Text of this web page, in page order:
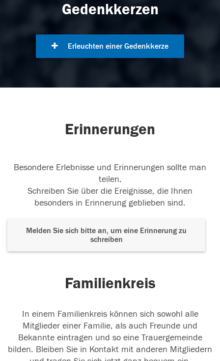
Gedenkkerzen
Erleuchten einer Gedenkkerze
Erinnerungen
Besondere Erlebnisse und Erinnerungen sollte man
teilen.
Schreiben Sie über die Ereignisse, die Ihnen
besonders in Erinnerung geblieben sind.
Melden Sie sich bitte an, um eine Erinnerung zu
schreiben
Familienkreis
In einem Familienkreis können sich sowohl alle
Mitglieder einer Familie, als auch Freunde und
Bekannte eintragen und so eine Trauergemeinde
bilden. Bleiben Sie in Kontakt mit anderen Mitgliedern